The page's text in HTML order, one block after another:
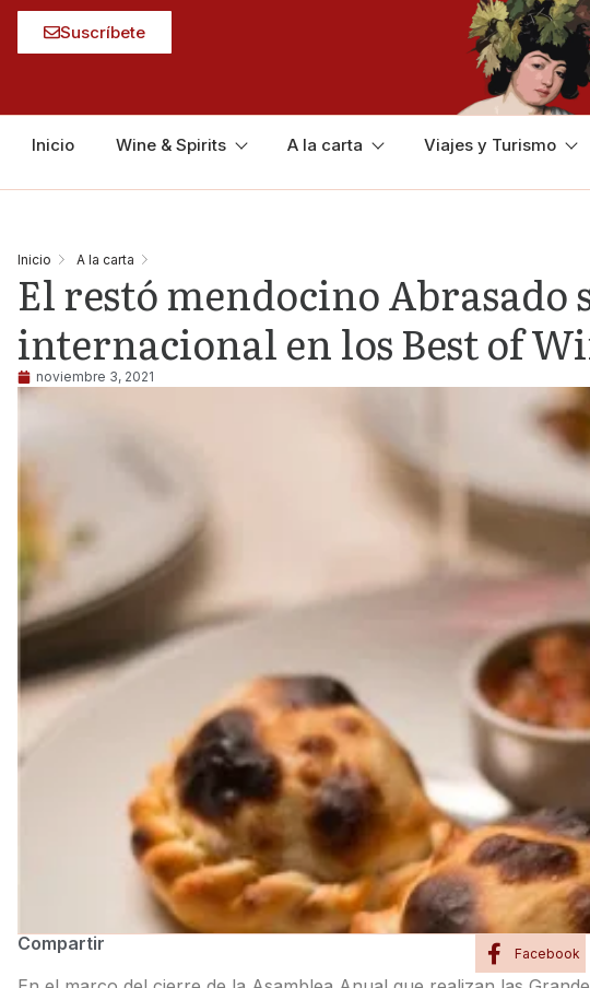
Suscríbete
Inicio Wine & Spirits A la carta Viajes y Turismo
Inicio A la carta
El restó mendocino Abrasado
internacional en los Best of
noviembre 3, 2021
Compartir Facebook